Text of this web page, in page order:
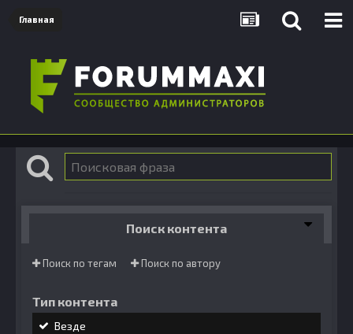
Главная
Поиск контента
Поиск по тегам Поиск по автору
Тип контента
Везде